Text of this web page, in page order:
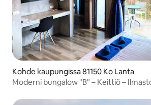
Kohde kaupungissa 81150 Ko Lanta
Moderni bungalow "B" – Keittiö –